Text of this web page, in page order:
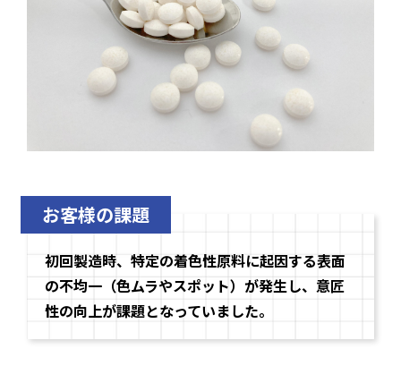
お客様の課題
初回製造時、特定の着色性原料に起因する表面
の不均一（色ムラやスポット）が発生し、意匠
性の向上が課題となっていました。